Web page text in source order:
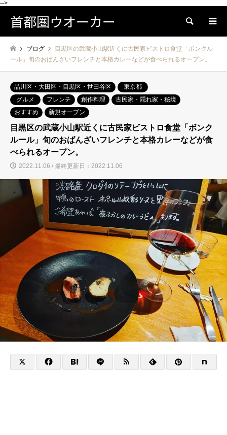
-->
首都圏ウオーカー 検索
ブログ
目黒区の武蔵小山駅近くに古民家ビストロ食堂「ボンクル
ール」旬のおばんざいフレンチと本格カレーなどが食べられるオープン。
品川区・大田区・目黒区・世田谷区
東京都
グルメ
フレンチ 創作料理
古民家・隠れ家・秘境
おすすめ
新規オープン
目黒区の武蔵小山駅近くに古民家ビストロ食堂「ボンク
ルール」旬のおばんざいフレンチと本格カレーなどが食
べられるオープン。
2022.11.06 / 最終更新日：2022.11.06